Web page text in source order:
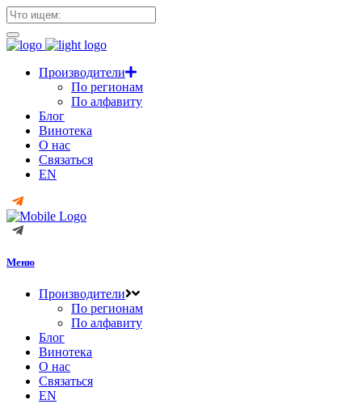
Производители
По регионам
По алфавиту
Блог
Винотека
О нас
Связаться
EN
Меню
Производители
По регионам
По алфавиту
Блог
Винотека
О нас
Связаться
EN